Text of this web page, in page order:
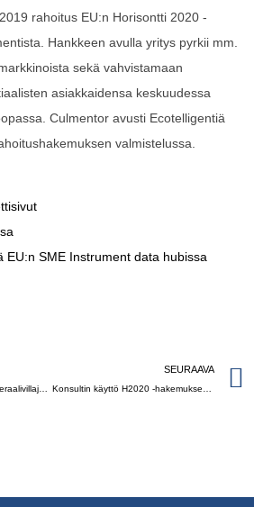
rahoitus EU:n Horisontti 2020 -
Hankkeen avulla yritys pyrkii mm.
sekä vahvistamaan
asiakkaidensa keskuudessa
Culmentor avusti Ecotelligentiä
valmistelussa.
EU:n SME Instrument data hubissa
SEURAAVA